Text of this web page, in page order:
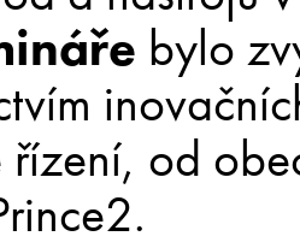
bylo
řízení, od